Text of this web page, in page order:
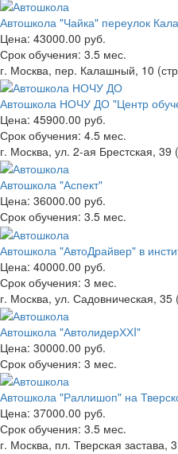
Автошкола "Чайка" переулок
Цена: 43000.00 руб.
Срок обучения: 3.5 мес.
г. Москва, пер. Калашный, 10
Автошкола НОЧУ ДО "Центр
Цена: 45900.00 руб.
Срок обучения: 4.5 мес.
г. Москва, ул. 2-ая Брестская, 39
Автошкола "Аспект"
Цена: 36000.00 руб.
Срок обучения: 3.5 мес.
Автошкола "АвтоДрайвер" в
Цена: 40000.00 руб.
Срок обучения: 3 мес.
г. Москва, ул. Садовническая, 35
Автошкола "АвтолидерХХI"
Цена: 30000.00 руб.
Срок обучения: 3 мес.
Автошкола "Раллишоп" на
Цена: 37000.00 руб.
Срок обучения: 3.5 мес.
г. Москва, пл. Тверская застава, 3